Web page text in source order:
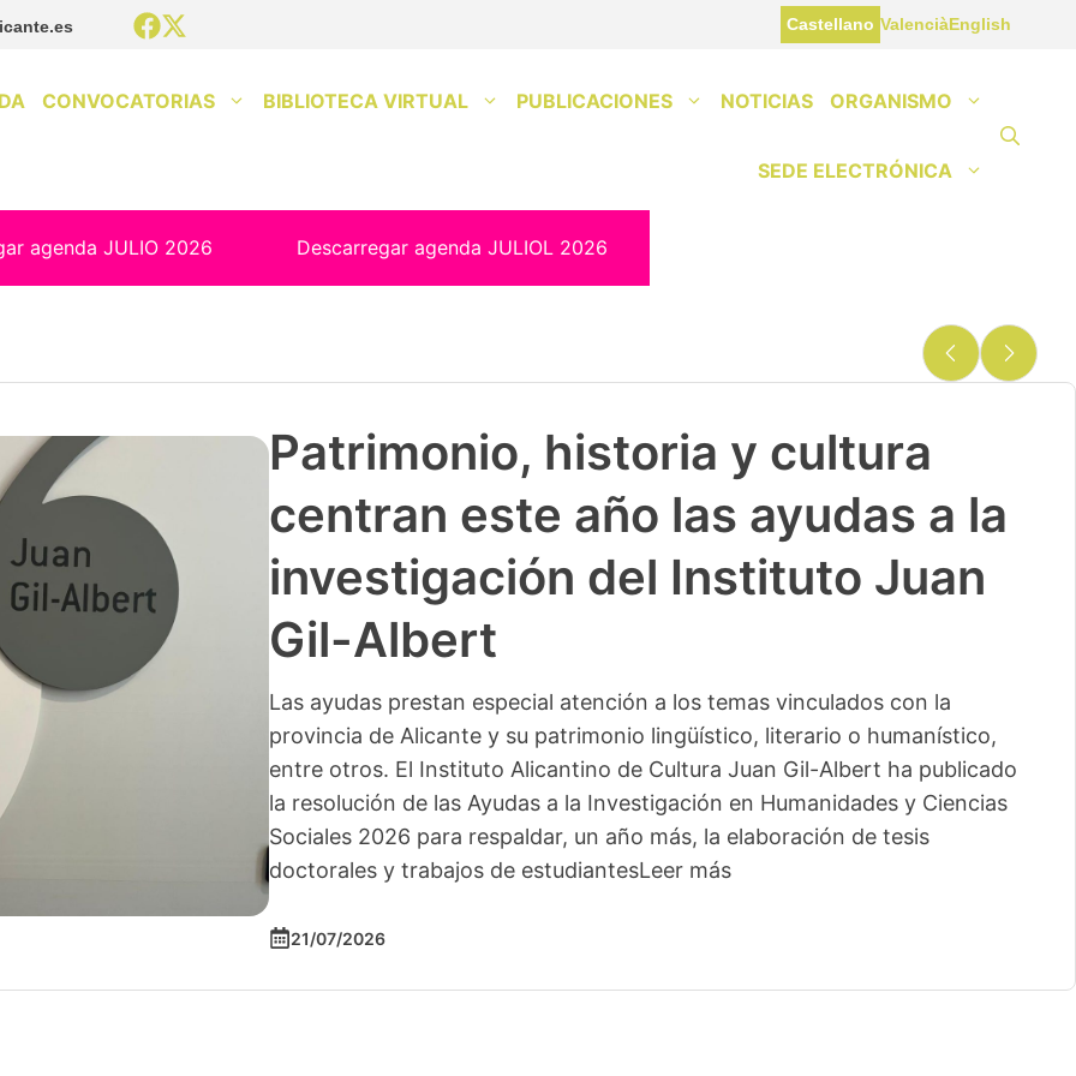
Castellano ValenciàEnglish
CONVOCATORIAS BIBLIOTECA VIRTUAL PUBLICACIONES NOTICIAS ORGANISMO
SEDE ELECTRÓNICA
agenda JULIO 2026 Descarregar agenda JULIOL 2026
Patrimonio, historia y cultura
centran este año las ayudas a la
investigación del Instituto Juan
Gil-Albert
Las ayudas prestan especial atención a los temas vinculados con la
provincia de Alicante y su patrimonio lingüístico, literario o humanístico,
entre otros. El Instituto Alicantino de Cultura Juan Gil-Albert ha publicado
la resolución de las Ayudas a la Investigación en Humanidades y Ciencias
Sociales 2026 para respaldar, un año más, la elaboración de tesis
doctorales y trabajos de estudiantesLeer más
21/07/2026